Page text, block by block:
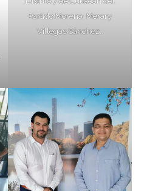
Partido Morena, Merary
Villegas Sánchez..